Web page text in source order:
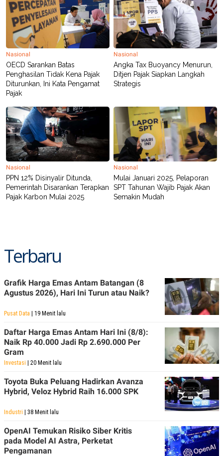
M
E
D
A
I
D
SITEMAP
OF
USE
PEDOMAN
PEMBERITAAN
SIBER
PRIVACY
POLICY
Nasional
OECD Sarankan Batas
Penghasilan Tidak Kena Pajak
Diturunkan, Ini Kata Pengamat
Pajak
Nasional
Angka Tax Buoyancy Menurun,
Ditjen Pajak Siapkan Langkah
Strategis
Nasional
PPN 12% Disinyalir Ditunda,
Pemerintah Disarankan Terapkan
Pajak Karbon Mulai 2025
Nasional
Mulai Januari 2025, Pelaporan
SPT Tahunan Wajib Pajak Akan
Semakin Mudah
Terbaru
Grafik Harga Emas Antam Batangan (8
Agustus 2026), Hari Ini Turun atau Naik?
Pusat Data | 19 Menit lalu
Daftar Harga Emas Antam Hari Ini (8/8):
Naik Rp 40.000 Jadi Rp 2.690.000 Per
Gram
Investasi | 20 Menit lalu
Toyota Buka Peluang Hadirkan Avanza
Hybrid, Veloz Hybrid Raih 16.000 SPK
Industri | 38 Menit lalu
OpenAI Temukan Risiko Siber Kritis
pada Model AI Astra, Perketat
Pengamanan